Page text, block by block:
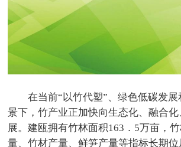
在当前“以竹代塑”、绿色低碳发
景下，竹产业正加快向生态化、融合
展。建瓯拥有竹林面积163．5万亩，
量、竹材产量、鲜笋产量等指标长期